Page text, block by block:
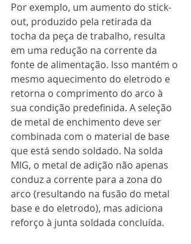
Por exemplo, um aumento do stick-
out, produzido pela retirada da
tocha da peça de trabalho, resulta
em uma redução na corrente da
fonte de alimentação. Isso mantém o
mesmo aquecimento do eletrodo e
retorna o comprimento do arco à
sua condição predefinida. A seleção
de metal de enchimento deve ser
combinada com o material de base
que está sendo soldado. Na solda
MIG, o metal de adição não apenas
conduz a corrente para a zona do
arco (resultando na fusão do metal
base e do eletrodo), mas adiciona
reforço à junta soldada concluída.